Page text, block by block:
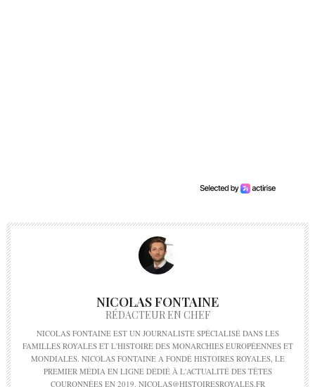
NICOLAS FONTAINE
RÉDACTEUR EN CHEF
NICOLAS FONTAINE EST UN JOURNALISTE SPÉCIALISÉ DANS LES
FAMILLES ROYALES ET L'HISTOIRE DES MONARCHIES EUROPÉENNES ET
MONDIALES. NICOLAS FONTAINE A FONDÉ HISTOIRES ROYALES, LE
PREMIER MÉDIA EN LIGNE DÉDIÉ À L'ACTUALITÉ DES TÊTES
COURONNÉES EN 2019. NICOLAS@HISTOIRESROYALES.FR